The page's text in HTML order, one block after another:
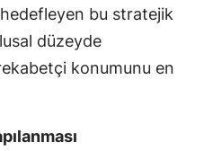
bu stratejik
düzeyde
konumunu en